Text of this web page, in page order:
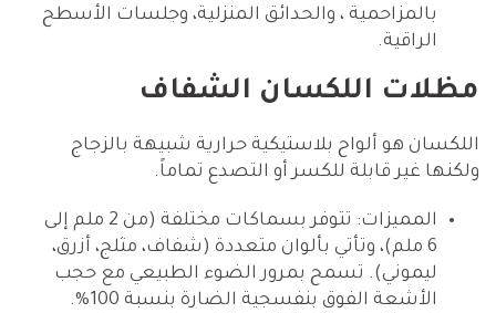
بالمزاحمية ، والحدائق المنزلية، وجلسات الأسطح
الراقية.
مظلات اللكسان الشفاف
اللكسان هو ألواح بلاستيكية حرارية شبيهة بالزجاج
ولكنها غير قابلة للكسر أو التصدع تماماً.
المميزات: تتوفر بسماكات مختلفة (من 2 ملم إلى
6 ملم)، وتأتي بألوان متعددة (شفاف، مثلج، أزرق،
ليموني). تسمح بمرور الضوء الطبيعي مع حجب
الأشعة الفوق بنفسجية الضارة بنسبة 100%.